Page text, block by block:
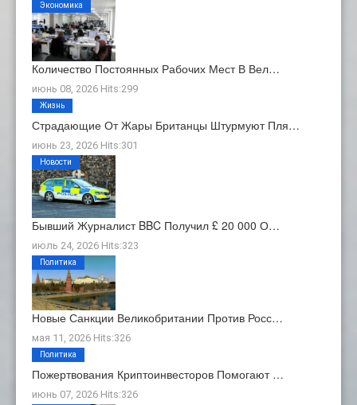
Количество Постоянных Рабочих Мест В Вел…
июнь 08, 2026 Hits:299
Экономика
Страдающие От Жары Британцы Штурмуют Пля…
июнь 23, 2026 Hits:301
Жизнь
Бывший Журналист BBC Получил £ 20 000 О…
июль 24, 2026 Hits:323
Новости
Новые Санкции Великобритании Против Росс…
мая 11, 2026 Hits:326
Политика
Пожертвования Криптоинвесторов Помогают …
июнь 07, 2026 Hits:326
Политика